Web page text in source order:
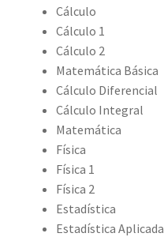
Cálculo
Cálculo 1
Cálculo 2
Matemática Básica
Cálculo Diferencial
Cálculo Integral
Matemática
Física
Física 1
Física 2
Estadística
Estadística Aplicada